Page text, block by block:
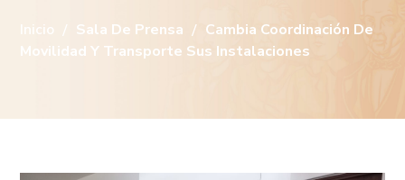
Inicio Sala De Prensa
Cambia Coordinación De
Movilidad Y Transporte Sus Instalaciones